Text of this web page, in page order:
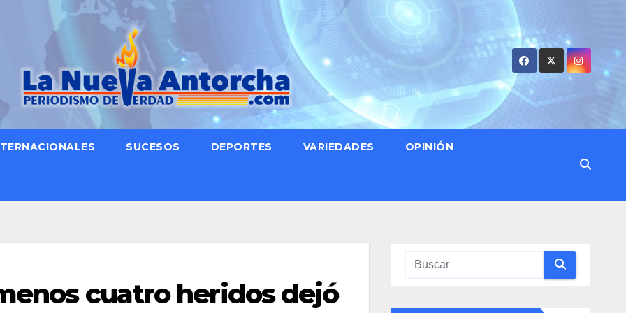
SUCESOS DEPORTES VARIEDADES OPINIÓN
cuatro heridos dejó